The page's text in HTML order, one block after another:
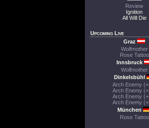
Review
Ignition
All Will Die
Upcoming Live
Graz
Wolfmother
Rose Tattoo
Innsbruck
Wolfmother
Dinkelsbühl
Arch Enemy
Arch Enemy
Arch Enemy
Arch Enemy
München
Rose Tattoo